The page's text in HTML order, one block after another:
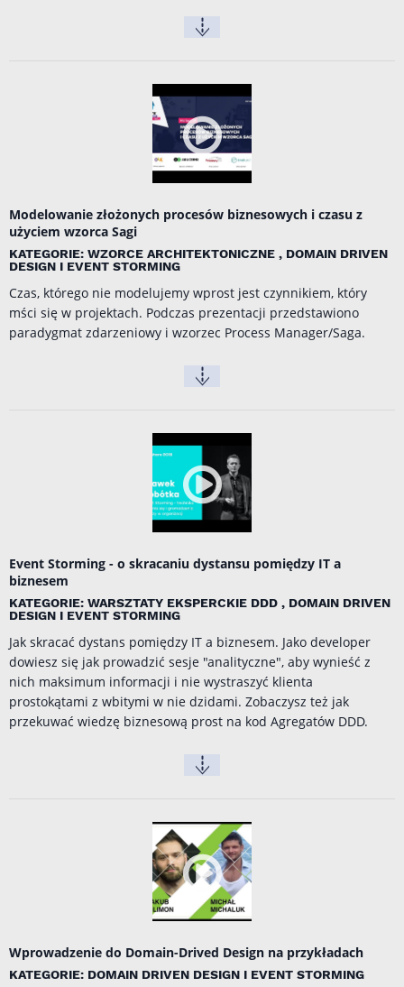
Modelowanie złożonych procesów biznesowych i czasu z
użyciem wzorca Sagi
KATEGORIE: WZORCE ARCHITEKTONICZNE , DOMAIN DRIVEN
DESIGN I EVENT STORMING
Czas, którego nie modelujemy wprost jest czynnikiem, który
mści się w projektach. Podczas prezentacji przedstawiono
paradygmat zdarzeniowy i wzorzec Process Manager/Saga.
Event Storming - o skracaniu dystansu pomiędzy IT a
biznesem
KATEGORIE: WARSZTATY EKSPERCKIE DDD , DOMAIN DRIVEN
DESIGN I EVENT STORMING
Jak skracać dystans pomiędzy IT a biznesem. Jako developer
dowiesz się jak prowadzić sesje "analityczne", aby wynieść z
nich maksimum informacji i nie wystraszyć klienta
prostokątami z wbitymi w nie dzidami. Zobaczysz też jak
przekuwać wiedzę biznesową prost na kod Agregatów DDD.
Wprowadzenie do Domain-Drived Design na przykładach
KATEGORIE: DOMAIN DRIVEN DESIGN I EVENT STORMING